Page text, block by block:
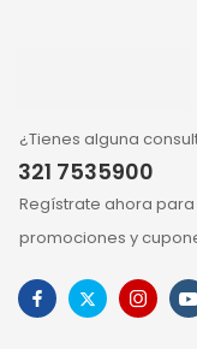
¿Tienes alguna
321 7535900
Regístrate ahora
promociones y